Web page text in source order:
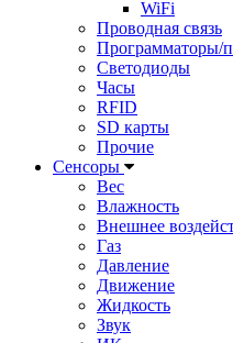
WiFi
Проводная связь
Программаторы/
Светодиоды
Часы
RFID
SD карты
Прочие
Сенсоры
Вес
Влажность
Внешнее
Газ
Давление
Движение
Жидкость
Звук